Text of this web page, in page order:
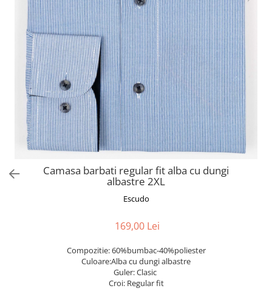
Camasa barbati regular fit alba cu dungi
albastre 2XL
Escudo
169,00 Lei
Compozitie: 60%bumbac-40%poliester
Culoare:Alba cu dungi albastre
Guler: Clasic
Croi: Regular fit